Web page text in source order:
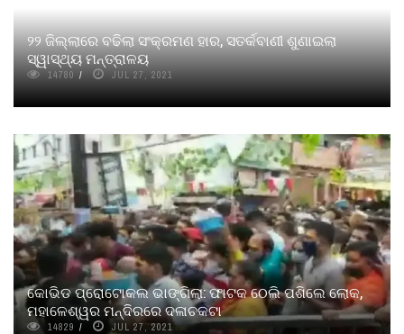
୨୨ ଜିଲ୍ଲାରେ ବଢିଲା ସଂକ୍ରମଣ ହାର, ସତର୍କବାଣୀ ଶୁଣାଇଲା
ସ୍ୱାସ୍ଥ୍ୟ ମନ୍ତ୍ରାଳୟ
14780 JUL 27, 2021
କୋଭିଡ ପ୍ରୋଟୋକଲ ଭାଙ୍ଗିଲା: ଫାଟକ ଠେଲି ପଶିଲେ ଲୋକ,
ମହାଳେଶ୍ୱର ମନ୍ଦିରରେ ଦଳାଚକଟା
14829 JUL 27, 2021